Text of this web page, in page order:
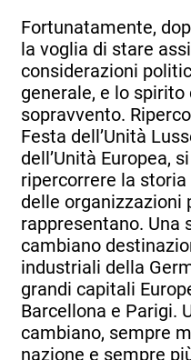
Fortunatamente,
la voglia di stare
considerazioni
generale, e lo spirito
sopravvento.
Festa dell’Unità
dell’Unità Europea,
ripercorrere la
delle organizzazioni
rappresentano. Una
cambiano
industriali della
grandi capitali
Barcellona e Parigi.
cambiano, sempre
nazione e sempre